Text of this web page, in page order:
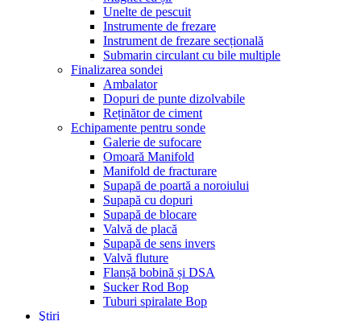
Unelte de pescuit
Instrumente de frezare
Instrument de frezare secțională
Submarin circulant cu bile multiple
Finalizarea sondei
Ambalator
Dopuri de punte dizolvabile
Reținător de ciment
Echipamente pentru sonde
Galerie de sufocare
Omoară Manifold
Manifold de fracturare
Supapă de poartă a noroiului
Supapă cu dopuri
Supapă de blocare
Valvă de placă
Supapă de sens invers
Valvă fluture
Flanșă bobină și DSA
Sucker Rod Bop
Tuburi spiralate Bop
Ştiri